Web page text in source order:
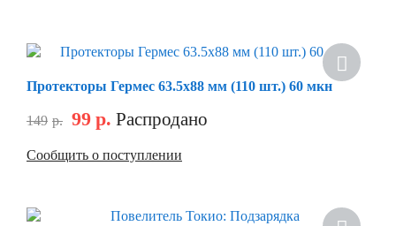
Протекторы Гермес 63.5х88 мм (110 шт.) 60 мкн
149 р. 99 р. Распродано
Сообщить о поступлении